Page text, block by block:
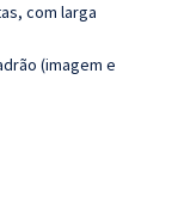
com larga
(imagem e